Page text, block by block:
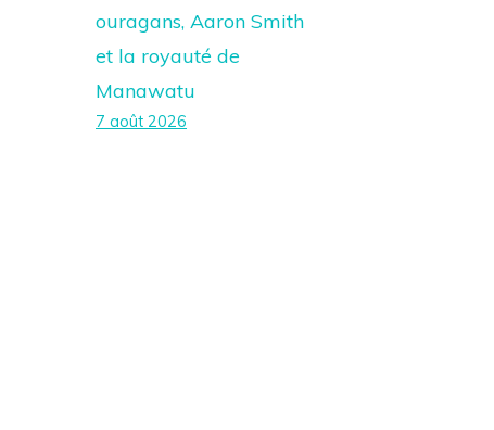
ouragans, Aaron Smith
et la royauté de
Manawatu
7 août 2026